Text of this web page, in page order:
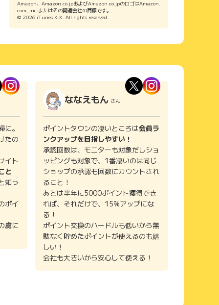
Amazon、Amazon.co.jpおよびAmazon.co.jpのロゴはAmazon.
com, inc.またはその関連会社の商標です。
© 2026 iTunes K.K. All rights reserved.
。
たの
イト
と
知っ
ポイ
虜に
ななえもん さん
ポイントタウンの凄いところは会員ラ
ンクアップを目指しやすい！
承認回数は、モニターも対象だしショ
ッピングも対象で、1番凄いのは同じ
ショップの承認も回数にカウントされ
ること！
あとは半年に5000ポイント獲得でき
れば、それだけで、15%アップにな
る！
ポイント交換のハードルも低いから無
駄なく貯めたポイントが使えるのも嬉
しい！
会社も大きいから安心して使える！